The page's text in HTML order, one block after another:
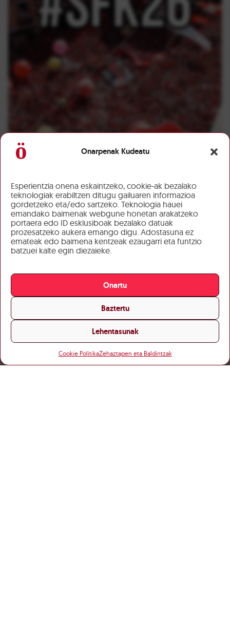
Onarpenak Kudeatu
Esperientzia onena eskaintzeko, cookie-ak bezalako
teknologiak erabiltzen ditugu gailuaren informazioa
gordetzeko eta/edo sartzeko. Teknologia hauei
emandako baimenak webgune honetan arakatzeko
portaera edo ID esklusiboak bezalako datuak
prozesatzeko aukera emango digu. Adostasuna ez
emateak edo baimena kentzeak ezaugarri eta funtzio
batzuei kalte egin diezaieke.
Onartu
Baztertu
Lehentasunak
Cookie PolitikaZehaztapen eta Baldintzak